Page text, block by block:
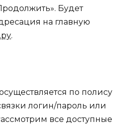
Будет
на главную
.
по полису
логин/пароль или
все доступные